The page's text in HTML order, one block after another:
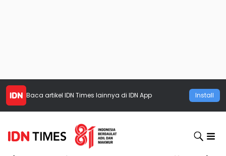
Baca artikel IDN Times lainnya di IDN App Install